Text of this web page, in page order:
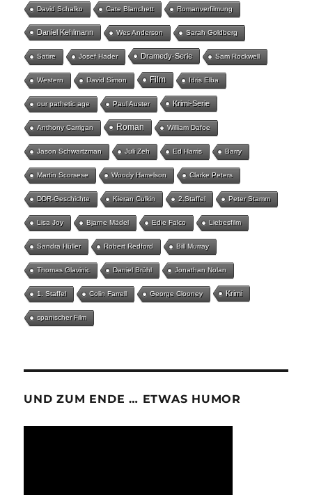
David Schalko Cate Blanchett Romanverfilmung
Daniel Kehlmann Wes Anderson Sarah Goldberg
Satire Josef Hader Dramedy-Serie Sam Rockwell
Western David Simon Film Idris Elba
our pathetic age Paul Auster Krimi-Serie
Anthony Carrigan Roman William Dafoe
Jason Schwartzman Juli Zeh Ed Harris Barry
Martin Scorsese Woody Harrelson Clarke Peters
DDR-Geschichte Kieran Culkin 2.Staffel Peter Stamm
Lisa Joy Bjarne Mädel Edie Falco Liebesfilm
Sandra Hüller Robert Redford Bill Murray
Thomas Glavinic Daniel Brühl Jonathan Nolan
1. Staffel Colin Farrell George Clooney Krimi
spanischer Film
UND ZUM ENDE … ETWAS HUMOR